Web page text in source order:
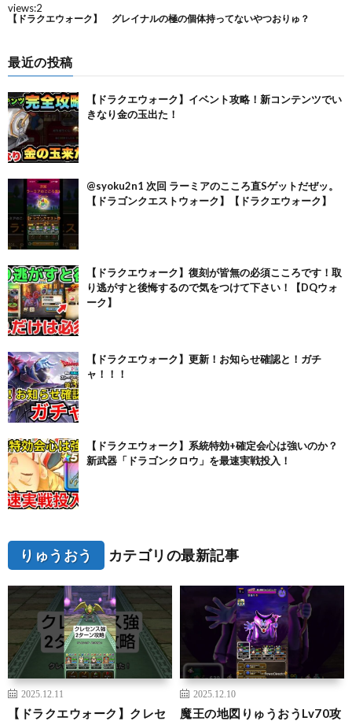
最近の投稿
【ドラクエウォーク】イベント攻略！新コンテンツでい
きなり金の玉出た！
@syoku2n1 次回 ラーミアのこころ直Sゲットだぜッ。
【ドラゴンクエストウォーク】【ドラクエウォーク】
【ドラクエウォーク】復刻が皆無の必須こころです！取
り逃がすと後悔するので気をつけて下さい！【DQウォ
ーク】
【ドラクエウォーク】更新！お知らせ確認と！ガチ
ャ！！！
【ドラクエウォーク】系統特効+確定会心は強いのか？
新武器「ドラゴンクロウ」を最速実戦投入！
りゅうおう カテゴリの最新記事
2025.12.11
【ドラクエウォーク】クレセ
2025.12.10
魔王の地図りゅうおうLv70攻